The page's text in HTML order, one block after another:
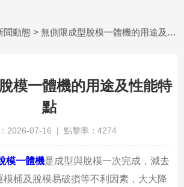
聞動態 > 無側限成型脫模一體機的用途及性能特點
模一體機的用途及性能特
點
2026-07-16 | 點擊率：4274
模一體機是成型與脫模一次完成，減去
模桶及脫模易破損等不利因素，大大降